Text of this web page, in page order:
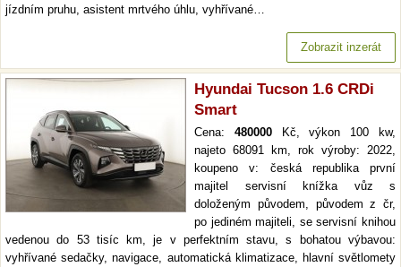
jízdním pruhu, asistent mrtvého úhlu, vyhřívané…
Zobrazit inzerát
Hyundai Tucson 1.6 CRDi
Smart
Cena: 480000Kč, výkon 100 kw,
najeto 68091 km, rok výroby: 2022,
koupeno v: česká republika první
majitel servisní knížka vůz s
doloženým původem, původem z čr,
po jediném majiteli, se servisní knihou
vedenou do 53 tisíc km, je v perfektním stavu, s bohatou výbavou:
vyhřívané sedačky, navigace, automatická klimatizace, hlavní světlomety